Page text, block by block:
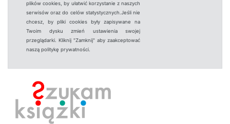
plików cookies, by ułatwić korzystanie z naszych
serwisów oraz do celów statystycznych.Jeśli nie
chcesz, by pliki cookies były zapisywane na
Twoim dysku zmień ustawienia swojej
przeglądarki. Kliknij "Zamknij" aby zaakceptować
naszą politykę prywatności.